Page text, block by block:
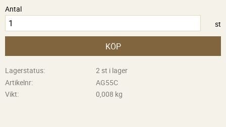
Antal
st
KÖP
Lagerstatus
2 st i lager
Artikelnr
AG55C
Vikt
0,008 kg